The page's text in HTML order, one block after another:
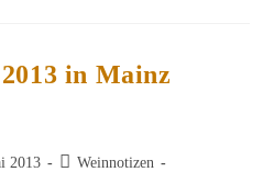
in Mainz
2013
Beitrags-
Weinnotizen